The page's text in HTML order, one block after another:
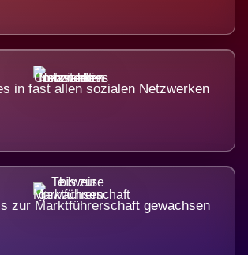
in fast allen sozialen Netzwerken
zur Marktführerschaft gewachsen